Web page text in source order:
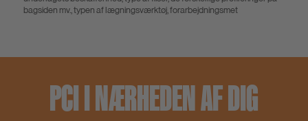
bagsiden mv., typen af lægningsværktøj, forarbejdningsmet
PCI I NÆRHEDEN AF DIG